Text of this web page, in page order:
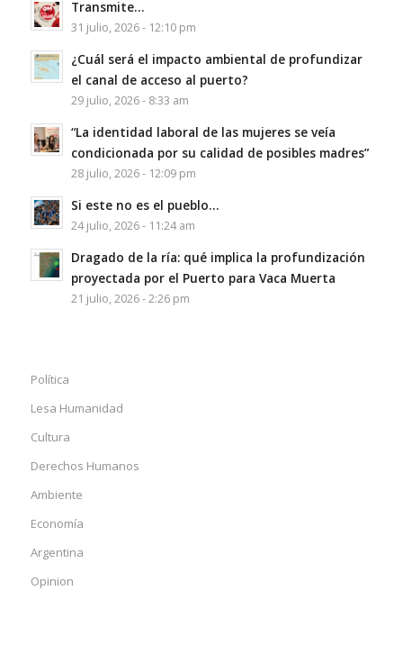
Transmite…
31 julio, 2026 - 12:10 pm
¿Cuál será el impacto ambiental de profundizar
el canal de acceso al puerto?
29 julio, 2026 - 8:33 am
“La identidad laboral de las mujeres se veía
condicionada por su calidad de posibles madres”
28 julio, 2026 - 12:09 pm
Si este no es el pueblo…
24 julio, 2026 - 11:24 am
Dragado de la ría: qué implica la profundización
proyectada por el Puerto para Vaca Muerta
21 julio, 2026 - 2:26 pm
Política
Lesa Humanidad
Cultura
Derechos Humanos
Ambiente
Economía
Argentina
Opinion